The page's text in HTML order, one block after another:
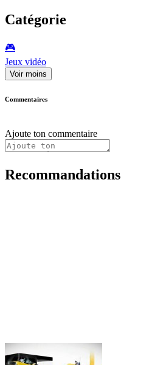
Catégorie
🎮️
Jeux vidéo
Voir moins
Commentaires
Ajoute ton commentaire
Recommandations